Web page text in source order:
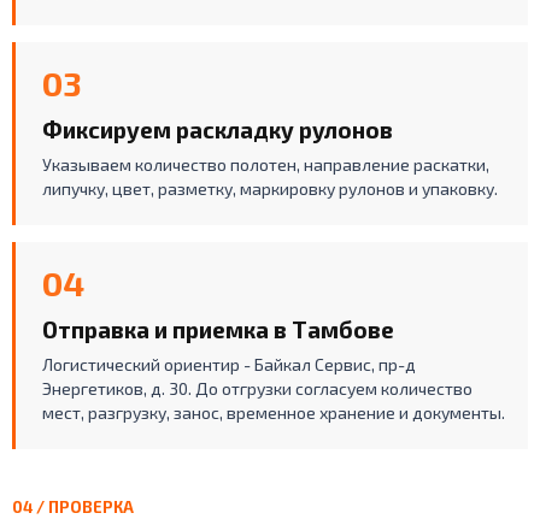
03
Фиксируем раскладку рулонов
Указываем количество полотен, направление раскатки,
липучку, цвет, разметку, маркировку рулонов и упаковку.
04
Отправка и приемка в Тамбове
Логистический ориентир - Байкал Сервис, пр-д
Энергетиков, д. 30. До отгрузки согласуем количество
мест, разгрузку, занос, временное хранение и документы.
04 / ПРОВЕРКА